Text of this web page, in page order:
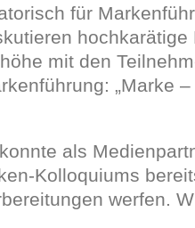
für
hochkarätige
mit den
„Marke
als
Kolloquiums
werfen.